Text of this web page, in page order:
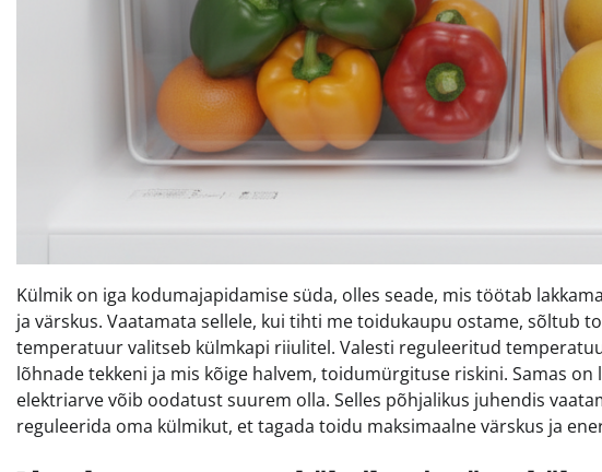
Külmik on iga kodumajapidamise süda, olles seade, mis töötab
ja värskus. Vaatamata sellele, kui tihti me toidukaupu ostame, sõltub
temperatuur valitseb külmkapi riiulitel. Valesti reguleeritud
lõhnade tekkeni ja mis kõige halvem, toidumürgituse riskini. Samas
elektriarve võib oodatust suurem olla. Selles põhjalikus juhendis
reguleerida oma külmikut, et tagada toidu maksimaalne värskus ja